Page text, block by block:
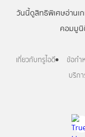
วันนี้ดูสิทธิพิเศษอ่านเ
คอมมู
เกี่ยวกับทรูไอดี ข้อกำ
บริก